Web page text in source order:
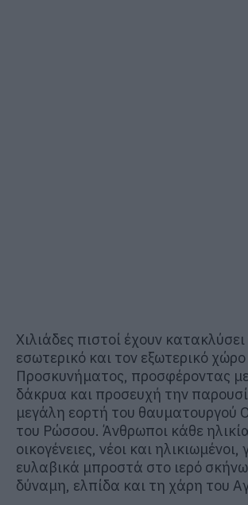
Χιλιάδες πιστοί έχουν
εσωτερικό και τον εξωτερικό
Προσκυνήματος, προσφέροντας
δάκρυα και προσευχή την
μεγάλη εορτή του θαυματουργού
του Ρώσσου. Άνθρωποι κάθε
οικογένειες, νέοι και ηλικιωμένοι,
ευλαβικά μπροστά στο ιερό
δύναμη, ελπίδα και τη χάρη του